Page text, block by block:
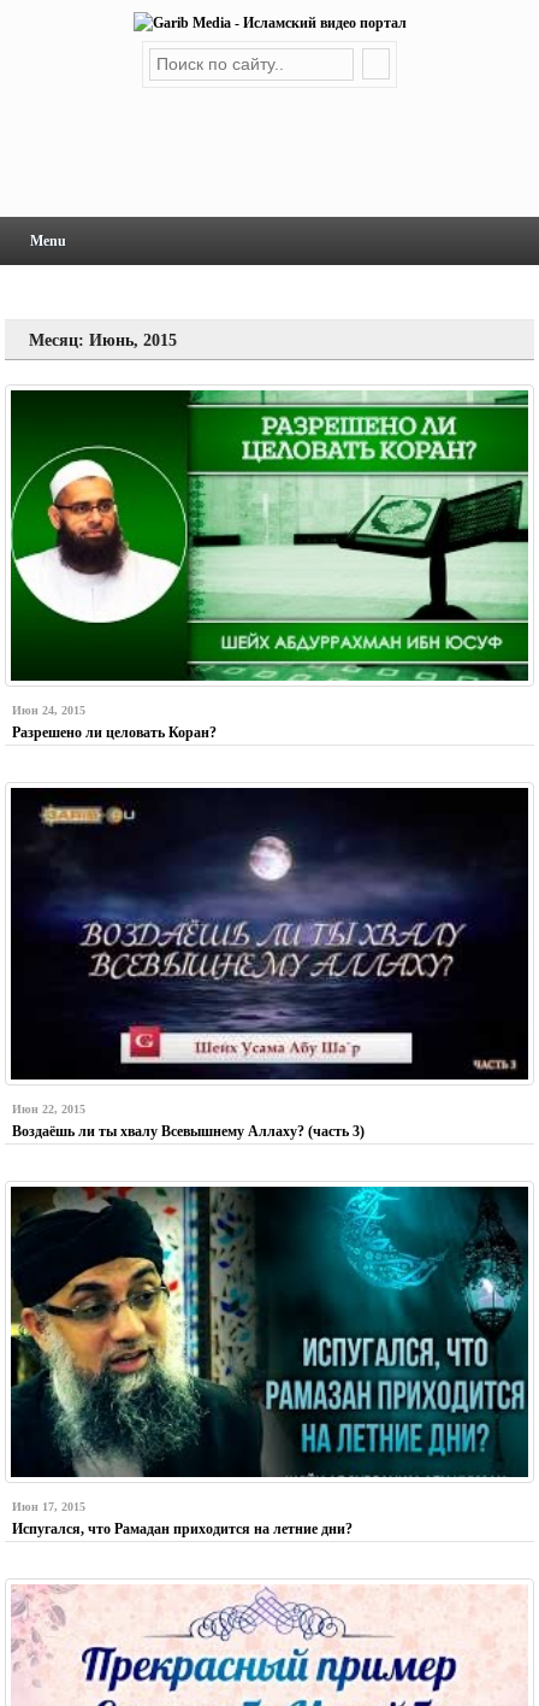
Menu
Месяц: Июнь, 2015
Июн 24, 2015
Разрешено ли целовать Коран?
Июн 22, 2015
Воздаёшь ли ты хвалу Всевышнему Аллаху? (часть 3)
Июн 17, 2015
Испугался, что Рамадан приходится на летние дни?